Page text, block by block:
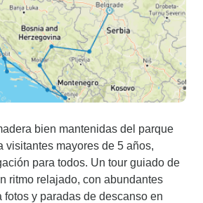
bien mantenidas del parque
visitantes mayores de 5 años,
para todos. Un tour guiado de
ritmo relajado, con abundantes
fotos y paradas de descanso en